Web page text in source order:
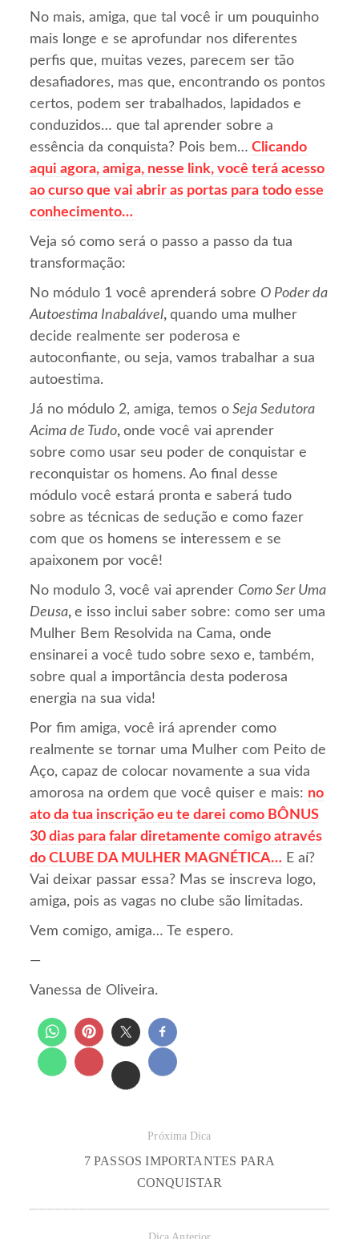
No mais, amiga, que tal você ir um pouquinho
mais longe e se aprofundar nos diferentes
perfis que, muitas vezes, parecem ser tão
desafiadores, mas que, encontrando os pontos
certos, podem ser trabalhados, lapidados e
conduzidos… que tal aprender sobre a
essência da conquista? Pois bem… Clicando
aqui agora, amiga, nesse link, você terá acesso
ao curso que vai abrir as portas para todo esse
conhecimento…
Veja só como será o passo a passo da tua
transformação:
No módulo 1 você aprenderá sobre O Poder da
Autoestima Inabalável,quando uma mulher
decide realmente ser poderosa e
autoconfiante, ou seja, vamos trabalhar a sua
autoestima.
Já no módulo 2, amiga, temos o Seja Sedutora
Acima de Tudo,onde você vai aprender
sobre como usar seu poder de conquistar e
reconquistar os homens. Ao final desse
módulo você estará pronta e saberá tudo
sobre as técnicas de sedução e como fazer
com que os homens se interessem e se
apaixonem por você!
No modulo 3, você vai aprender Como Ser Uma
Deusa,e isso inclui saber sobre: como ser uma
Mulher Bem Resolvida na Cama, onde
ensinarei a você tudo sobre sexo e, também,
sobre qual a importância desta poderosa
energia na sua vida!
Por fim amiga, você irá aprender como
realmente se tornar uma Mulher com Peito de
Aço, capaz de colocar novamente a sua vida
amorosa na ordem que você quiser e mais: no
ato da tua inscrição eu te darei como BÔNUS
30 dias para falar diretamente comigo através
do CLUBE DA MULHER MAGNÉTICA… E aí?
Vai deixar passar essa? Mas se inscreva logo,
amiga, pois as vagas no clube são limitadas.
Vem comigo, amiga… Te espero.
—
Vanessa de Oliveira.
Próxima Dica
7 PASSOS IMPORTANTES PARA
CONQUISTAR